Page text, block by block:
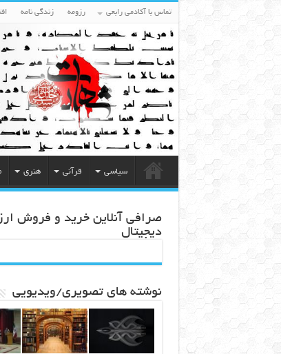
تماس با آکادمی رابعی رزومه زندگی نامه
سیاسی قرآنی هنری
صرافی آنلاین خرید و فروش
دیجیتال
نوشته های تصویری/ویدیویی